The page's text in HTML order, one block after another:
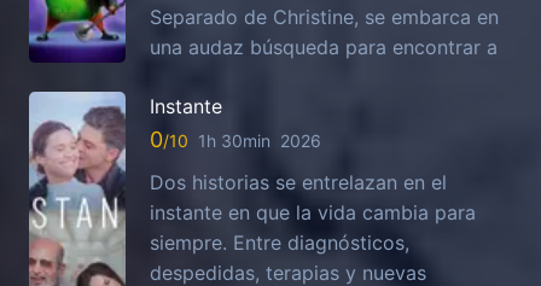
Separado de Christine, se embarca en
una audaz búsqueda para encontrar a
Instante
0 1h 30min 2026
Dos historias se entrelazan en el
instante en que la vida cambia para
siempre. Entre diagnósticos,
despedidas, terapias y nuevas